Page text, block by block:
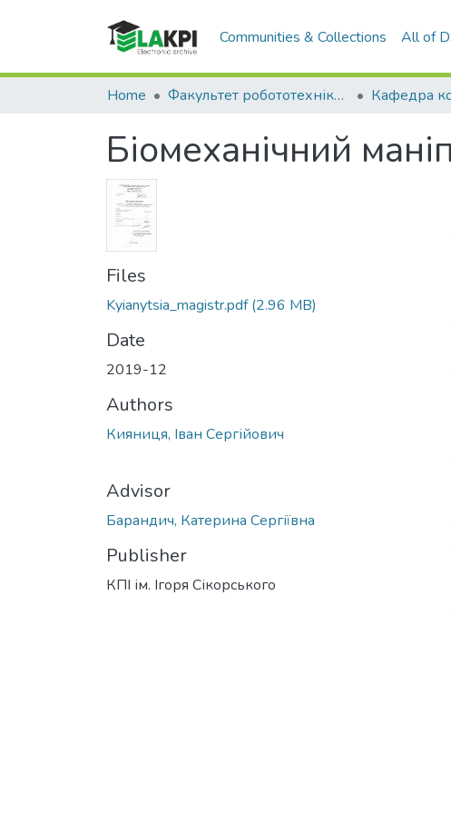
Communities & Collections All of
Home Факультет робототехніки та приладобудування (ФРП)
Біомеханічний
Files
Kyianytsia_magistr.pdf(2.96 MB)
Date
2019-12
Authors
Кияниця, Іван Сергійович
Advisor
Барандич, Катерина Сергіївна
Publisher
КПІ ім. Ігоря Сікорського